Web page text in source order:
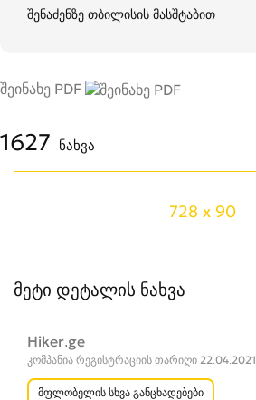
შენაძენზე თბილისის მასშტაბით
შეინახე PDF
1627 ნახვა
728 x 90
მეტი დეტალის ნახვა
Hiker.ge
კომპანია რეგისტრაციის თარიღი 22.04.2021
მფლობელის სხვა განცხადებები